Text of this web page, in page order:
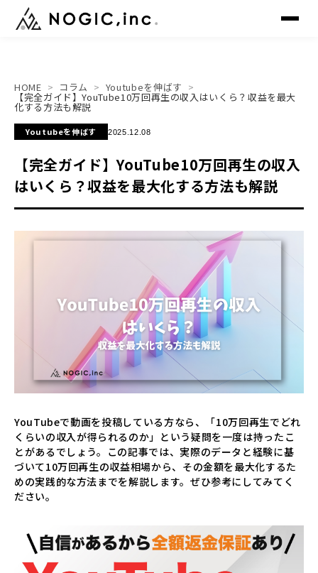
TOPトップ ▸
SERVICEサービス
WORKS 制作事例 ▸
NEWSニュース ▸
COLUMNコラム
RECRUIT採用情報 ▸
DOWNLOAD 資料請求 ▸
CONTACTお問い合わせ ▸
HOME コラム Youtubeを伸ばす
【完全ガイド】YouTube10万回再生の収入はいくら？収益を最大
化する方法も解説
Youtubeを伸ばす 2025.12.08
【完全ガイド】YouTube10万回再生の収入
はいくら？収益を最大化する方法も解説
YouTubeで動画を投稿している方なら、「10万回再生でどれ
くらいの収入が得られるのか」という疑問を一度は持ったこ
とがあるでしょう。この記事では、実際のデータと経験に基
づいて10万回再生の収益相場から、その金額を最大化するた
めの実践的な方法までを解説します。ぜひ参考にしてみてく
ださい。